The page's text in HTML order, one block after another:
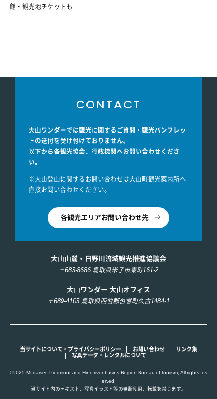
館・観光地チケットも
CONTACT
大山ワンダーでは観光に関するご質問・観光パンフレッ
トの送付を受け付けておりません。
以下から各観光協会、行政機関へお問い合わせくださ
い。
※大山登山に関するお問い合わせは大山町観光案内所へ
直接お問い合わせください。
各観光エリアお問い合わせ先
大山山麓・日野川流域観光推進協議会
〒683-8686 鳥取県米子市東町161-2
大山ワンダー 大山オフィス
〒689-4105 鳥取県西伯郡伯耆町久古1484-1
当サイトについて・プライバシーポリシー お問い合わせ
リンク集
写真データ・レンタルについて
©2025 Mt.daisen Piedmont and Hino river basins Region Bureau of tourism, All rights res
erved.
当サイト内のテキスト、写真イラスト等の無断使用、転載を禁じます。